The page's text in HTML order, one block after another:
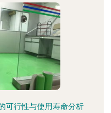
可行性与使用寿命分析